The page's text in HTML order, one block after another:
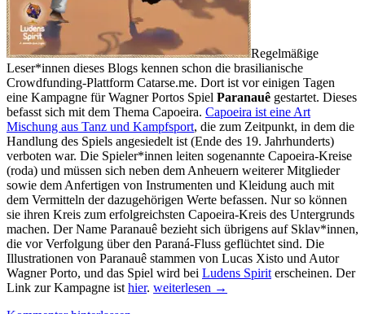
Regelmäßige
Leser*innen dieses Blogs kennen schon die brasilianische
Crowdfunding-Plattform Catarse.me. Dort ist vor einigen Tagen
eine Kampagne für Wagner Portos Spiel Paranauê gestartet. Dieses
befasst sich mit dem Thema Capoeira. Capoeira ist eine Art
Mischung aus Tanz und Kampfsport, die zum Zeitpunkt, in dem die
Handlung des Spiels angesiedelt ist (Ende des 19. Jahrhunderts)
verboten war. Die Spieler*innen leiten sogenannte Capoeira-Kreise
(roda) und müssen sich neben dem Anheuern weiterer Mitglieder
sowie dem Anfertigen von Instrumenten und Kleidung auch mit
dem Vermitteln der dazugehörigen Werte befassen. Nur so können
sie ihren Kreis zum erfolgreichsten Capoeira-Kreis des Untergrunds
machen. Der Name Paranauê bezieht sich übrigens auf Sklav*innen,
die vor Verfolgung über den Paraná-Fluss geflüchtet sind. Die
Illustrationen von Paranauê stammen von Lucas Xisto und Autor
Wagner Porto, und das Spiel wird bei Ludens Spirit erscheinen. Der
Link zur Kampagne ist hier. Neue
weiterlesen →